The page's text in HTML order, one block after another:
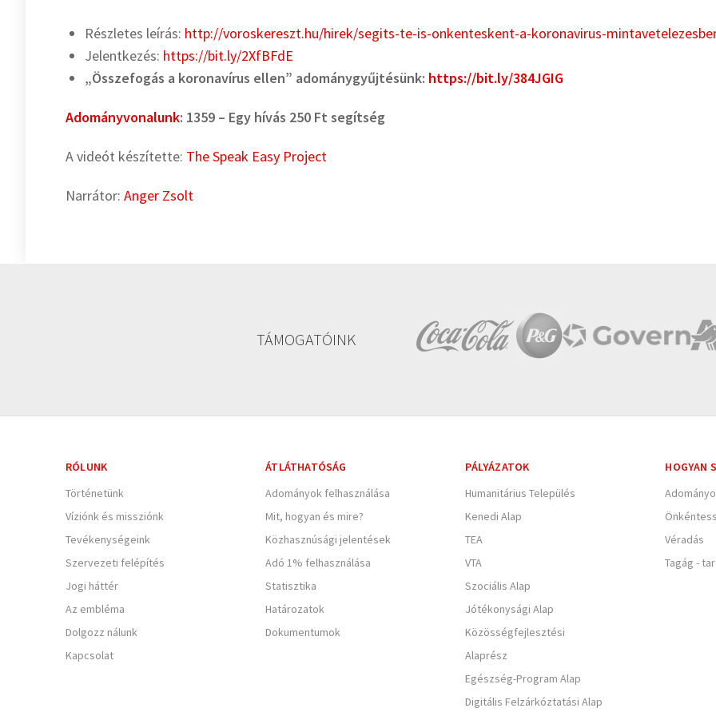
Részletes leírás: http://voroskereszt.hu/hirek/segits-te-is-onkenteskent-a-koronavirus-
Jelentkezés: https://bit.ly/2XfBFdE
„Összefogás a koronavírus ellen” adománygyűjtésünk: https://bit.ly/384JGIG
Adományvonalunk: 1359 – Egy hívás 250 Ft segítség
A videót készítette: The Speak Easy Project
Narrátor: Anger Zsolt
TÁMOGATÓINK
RÓLUNK
Történetünk
Víziónk és missziónk
Tevékenységeink
Szervezeti felépítés
Jogi háttér
Az embléma
Dolgozz nálunk
Kapcsolat
ÁTLÁTHATÓSÁG
Adományok felhasználása
Mit, hogyan és mire?
Közhasznúsági jelentések
Adó 1% felhasználása
Statisztika
Határozatok
Dokumentumok
PÁLYÁZATOK
Humanitárius Település
Kenedi Alap
TEA
VTA
Szociális Alap
Jótékonysági Alap
Közösségfejlesztési
Alaprész
Egészség-Program Alap
Digitális Felzárkóztatási Alap
HOGYAN
Véradás
Tagág -